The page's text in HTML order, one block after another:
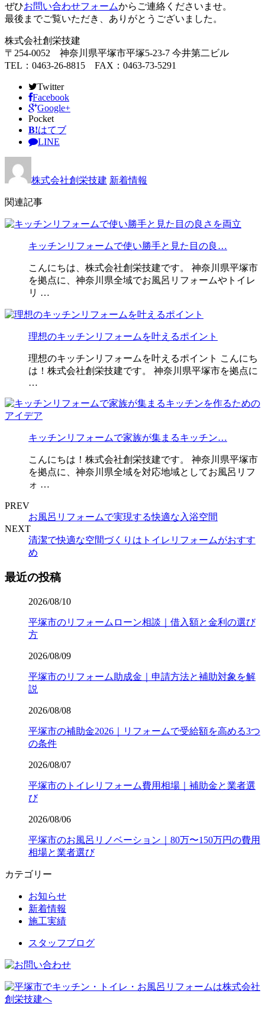
ぜひお問い合わせフォームからご連絡くださいませ。
最後までご覧いただき、ありがとうございました。
株式会社創栄技建
〒254-0052 神奈川県平塚市平塚5-23-7 今井第二ビル
TEL：0463-26-8815 FAX：0463-73-5291
Twitter
Facebook
Google+
Pocket
B!はてブ
LINE
株式会社創栄技建 新着情報
関連記事
キッチンリフォームで使い勝手と見た目の良…
こんにちは、株式会社創栄技建です。 神奈川県平塚市
を拠点に、神奈川県全域でお風呂リフォームやトイレ
リ …
理想のキッチンリフォームを叶えるポイント
理想のキッチンリフォームを叶えるポイント こんにち
は！株式会社創栄技建です。 神奈川県平塚市を拠点に
…
キッチンリフォームで家族が集まるキッチン…
こんにちは！株式会社創栄技建です。 神奈川県平塚市
を拠点に、神奈川県全域を対応地域としてお風呂リフ
ォ …
PREV
お風呂リフォームで実現する快適な入浴空間
NEXT
清潔で快適な空間づくりはトイレリフォームがおすす
め
最近の投稿
2026/08/10
平塚市のリフォームローン相談｜借入額と金利の選び
方
2026/08/09
平塚市のリフォーム助成金｜申請方法と補助対象を解
説
2026/08/08
平塚市の補助金2026｜リフォームで受給額を高める3つ
の条件
2026/08/07
平塚市のトイレリフォーム費用相場｜補助金と業者選
び
2026/08/06
平塚市のお風呂リノベーション｜80万〜150万円の費用
相場と業者選び
カテゴリー
お知らせ
新着情報
施工実績
スタッフブログ